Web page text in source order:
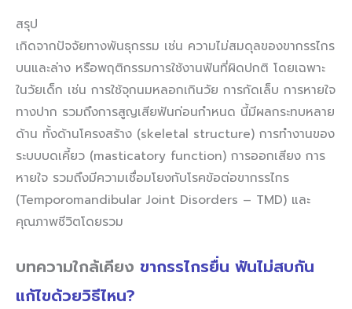
สรุป
เกิดจากปัจจัยทางพันธุกรรม เช่น ความไม่สมดุลของขากรรไกร
บนและล่าง หรือพฤติกรรมการใช้งานฟันที่ผิดปกติ โดยเฉพาะ
ในวัยเด็ก เช่น การใช้จุกนมหลอกเกินวัย การกัดเล็บ การหายใจ
ทางปาก รวมถึงการสูญเสียฟันก่อนกำหนด นี้มีผลกระทบหลาย
ด้าน ทั้งด้านโครงสร้าง (skeletal structure) การทำงานของ
ระบบบดเคี้ยว (masticatory function) การออกเสียง การ
หายใจ รวมถึงมีความเชื่อมโยงกับโรคข้อต่อขากรรไกร
(Temporomandibular Joint Disorders – TMD) และ
คุณภาพชีวิตโดยรวม
บทความใกล้เคียง ขากรรไกรยื่น ฟันไม่สบกัน
แก้ไขด้วยวิธีไหน?